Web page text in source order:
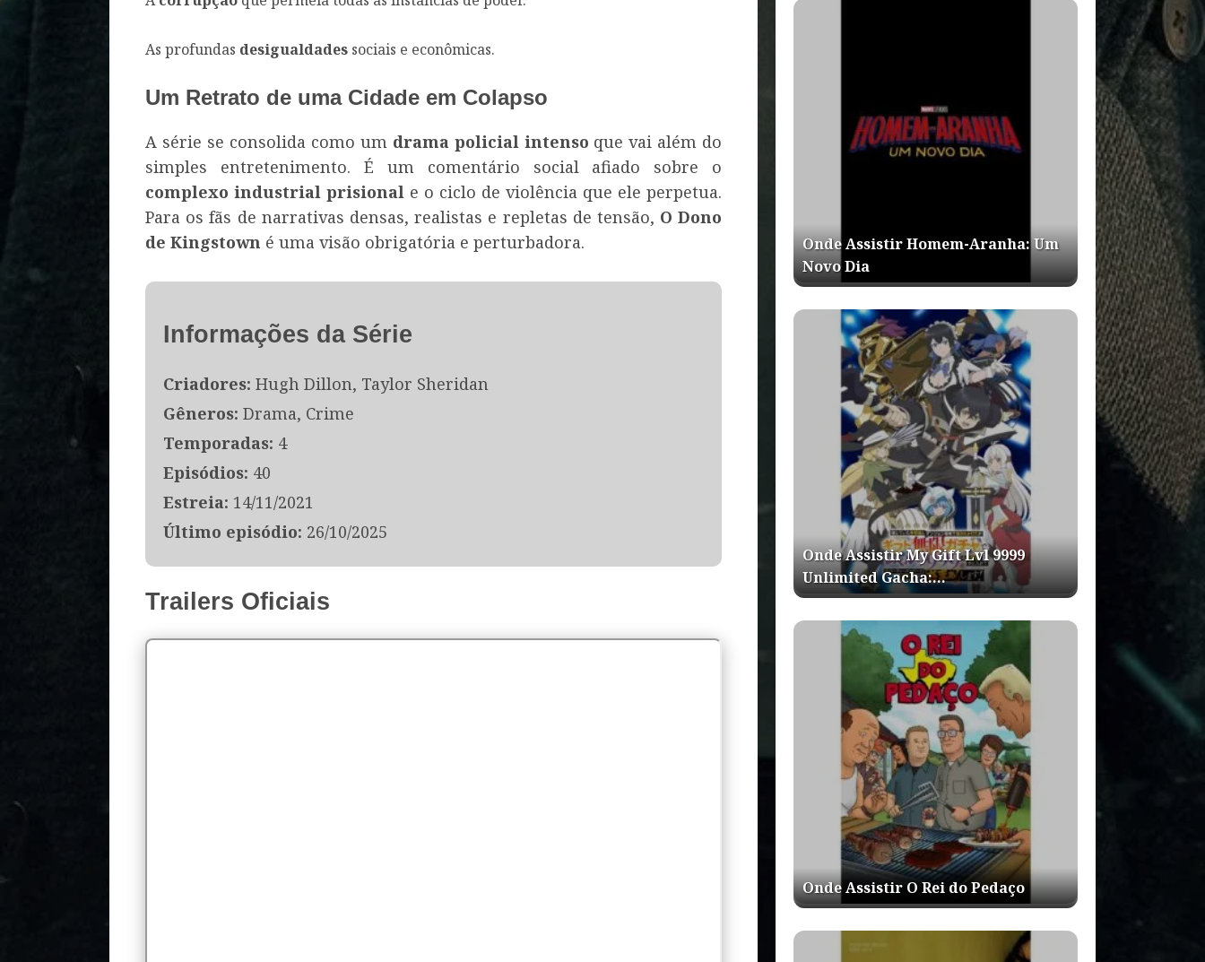
As profundas desigualdades sociais e econômicas.
Um Retrato de uma Cidade em Colapso
A série se consolida como um drama policial intenso que vai além do
simples entretenimento. É um comentário social afiado sobre o
complexo industrial prisional e o ciclo de violência que ele perpetua.
Para os fãs de narrativas densas, realistas e repletas de tensão, O Dono
de Kingstown é uma visão obrigatória e perturbadora.
Informações da Série
Criadores: Hugh Dillon, Taylor Sheridan
Gêneros: Drama, Crime
Temporadas: 4
Episódios: 40
Estreia: 14/11/2021
Último episódio: 26/10/2025
Trailers Oficiais
Onde Assistir Homem-Aranha: Um
Novo Dia
Onde Assistir My Gift Lvl 9999
Unlimited Gacha:…
Onde Assistir O Rei do Pedaço